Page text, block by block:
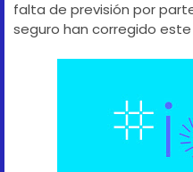
falta de previsión por
seguro han corregido este